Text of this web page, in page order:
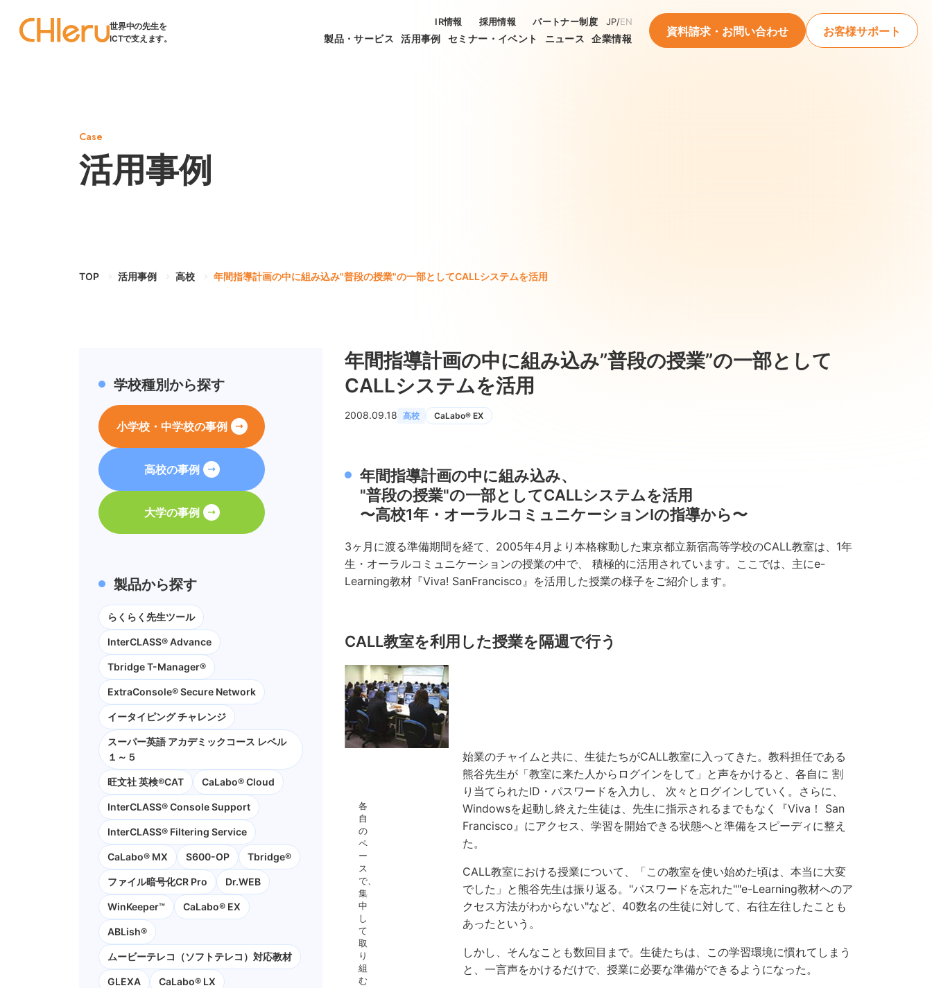
世界中の先生を
ICTで支えます。
製品・サービス 活用事例 セミナー・イベント ニュース 企業情報
IR情報 採用情報 パートナー制度 JP/EN
資料請求・お問い合わせ お客様サポート
Case
活用事例
TOP 活用事例 高校 年間指導計画の中に組み込み"普段の授業"の一部としてCALLシステムを活用
年間指導計画の中に組み込み”普段の授業”の一部として
CALLシステムを活用
2008.09.18 高校 CaLabo® EX
年間指導計画の中に組み込み、
"普段の授業"の一部としてCALLシステムを活用
〜高校1年・オーラルコミュニケーションIの指導から〜
3ヶ月に渡る準備期間を経て、2005年4月より本格稼動した東京都立新宿高等学校のCALL教室は、1年
生・オーラルコミュニケーションの授業の中で、 積極的に活用されています。ここでは、主にe-
Learning教材『Viva! SanFrancisco』を活用した授業の様子をご紹介します。
CALL教室を利用した授業を隔週で行う
各
自
の
ペ
ー
ス
で、
集
中
し
て
取
り
組
む
始業のチャイムと共に、生徒たちがCALL教室に入ってきた。教科担任である
熊谷先生が「教室に来た人からログインをして」と声をかけると、各自に 割
り当てられたID・パスワードを入力し、 次々とログインしていく。さらに、
Windowsを起動し終えた生徒は、先生に指示されるまでもなく『Viva！ San
Francisco』にアクセス、学習を開始できる状態へと準備をスピーディに整え
た。
CALL教室における授業について、「この教室を使い始めた頃は、本当に大変
でした」と熊谷先生は振り返る。"パスワードを忘れた""e-Learning教材へのア
クセス方法がわからない"など、40数名の生徒に対して、右往左往したことも
あったという。
しかし、そんなことも数回目まで。生徒たちは、この学習環境に慣れてしまう
と、一言声をかけるだけで、授業に必要な準備ができるようになった。
学校種別から探す
小学校・中学校の事例
高校の事例
大学の事例
製品から探す
らくらく先生ツール
InterCLASS® Advance
Tbridge T-Manager®
ExtraConsole® Secure Network
イータイピング チャレンジ
スーパー英語 アカデミックコース レベル
１～５
旺文社 英検®CAT CaLabo®︎ Cloud
InterCLASS®︎ Console Support
InterCLASS®︎ Filtering Service
CaLabo® MX S600-OP Tbridge®
ファイル暗号化CR Pro Dr.WEB
WinKeeper™ CaLabo® EX
ABLish®
ムービーテレコ（ソフトテレコ）対応教材
GLEXA CaLabo® LX